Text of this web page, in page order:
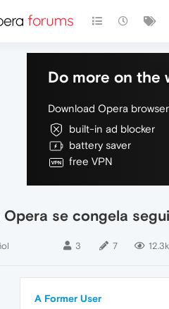
Do more on the
Download Opera
built-in ad blocker
battery saver
free VPN
Opera se congela
3 7 12.3k
A Former User